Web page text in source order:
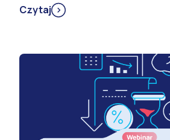
Czytaj